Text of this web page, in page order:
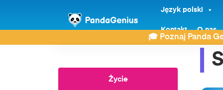
Język polski
Kontakt O nas
🎓 Poznaj Panda
ZDAY Słownik Spirulina
Życie